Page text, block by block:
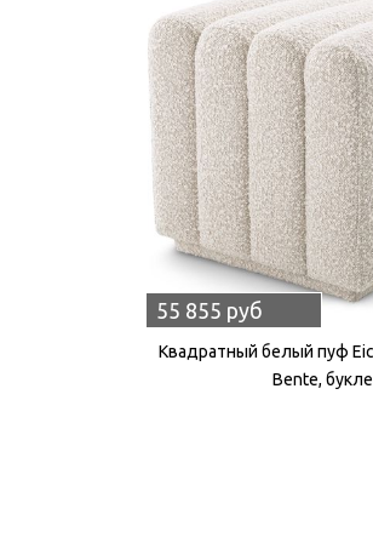
55 855 руб
Квадратный белый пуф
Bente, букле